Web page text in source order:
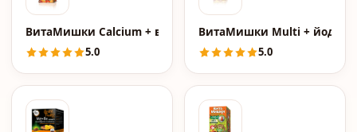
ВитаМишки Calcium + витамин D, пастилки жевательные
5.0
ВитаМишки Multi + йод +
5.0